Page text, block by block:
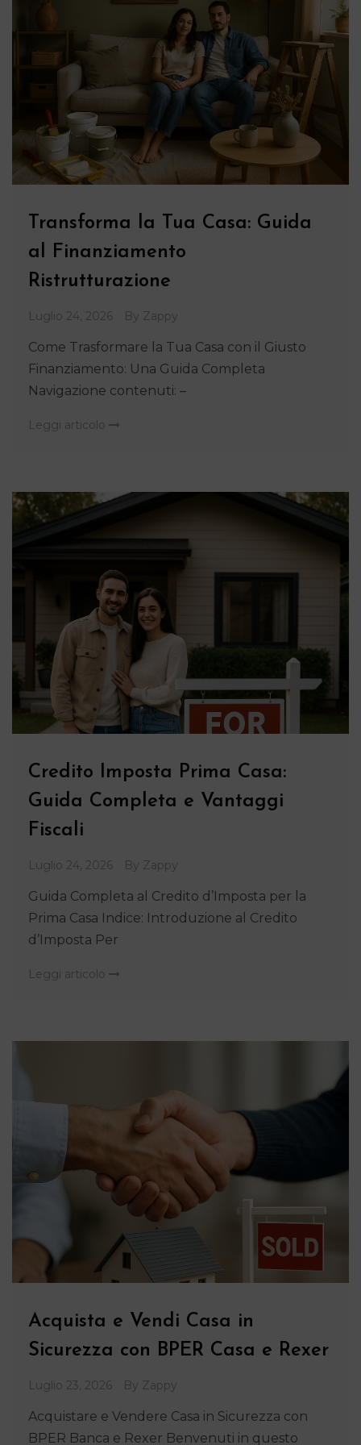
Transforma la Tua Casa: Guida
al Finanziamento
Ristrutturazione
Luglio 24, 2026 By Zappy
Come Trasformare la Tua Casa con il Giusto
Finanziamento: Una Guida Completa
Navigazione contenuti: –
Leggi articolo
Credito Imposta Prima Casa:
Guida Completa e Vantaggi
Fiscali
Luglio 24, 2026 By Zappy
Guida Completa al Credito d’Imposta per la
Prima Casa Indice: Introduzione al Credito
d’Imposta Per
Leggi articolo
Acquista e Vendi Casa in
Sicurezza con BPER Casa e Rexer
Luglio 23, 2026 By Zappy
Acquistare e Vendere Casa in Sicurezza con
BPER Banca e Rexer Benvenuti in questo